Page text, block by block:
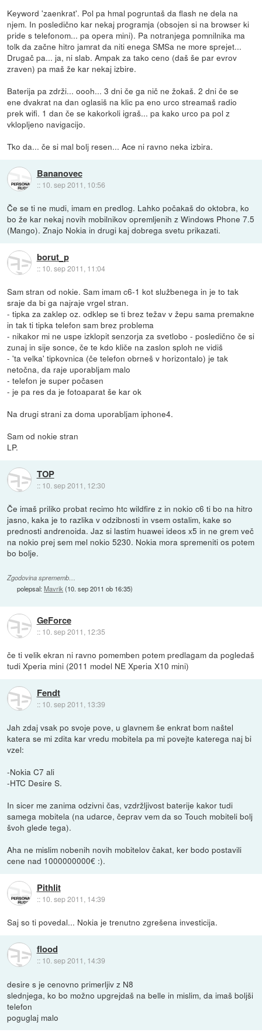
Keyword 'zaenkrat'. Pol pa hmal pogruntaš da flash ne dela na
njem. In posledično kar nekaj programja (obsojen si na browser ki
pride s telefonom... pa opera mini). Pa notranjega pomnilnika ma
tolk da začne hitro jamrat da niti enega SMSa ne more sprejet...
Drugač pa... ja, ni slab. Ampak za tako ceno (daš še par evrov
zraven) pa maš že kar nekaj izbire.
Baterija pa zdrži... oooh... 3 dni če ga nič ne žokaš. 2 dni če se
ene dvakrat na dan oglasiš na klic pa eno urco streamaš radio
prek wifi. 1 dan če se kakorkoli igraš... pa kako urco pa pol z
vklopljeno navigacijo.
Tko da... če si mal bolj resen... Ace ni ravno neka izbira.
Bananovec
:: 10. sep 2011, 10:56
Če se ti ne mudi, imam en predlog. Lahko počakaš do oktobra, ko
bo že kar nekaj novih mobilnikov opremljenih z Windows Phone 7.5
(Mango). Znajo Nokia in drugi kaj dobrega svetu prikazati.
borut_p
:: 10. sep 2011, 11:04
Sam stran od nokie. Sam imam c6-1 kot službenega in je to tak
sraje da bi ga najraje vrgel stran.
- tipka za zaklep oz. odklep se ti brez težav v žepu sama premakne
in tak ti tipka telefon sam brez problema
- nikakor mi ne uspe izklopit senzorja za svetlobo - posledično če si
zunaj in sije sonce, če te kdo kliče na zaslon sploh ne vidiš
- 'ta velka' tipkovnica (če telefon obrneš v horizontalo) je tak
netočna, da raje uporabljam malo
- telefon je super počasen
- je pa res da je fotoaparat še kar ok
Na drugi strani za doma uporabljam iphone4.
Sam od nokie stran
LP.
TOP
:: 10. sep 2011, 12:30
Če imaš priliko probat recimo htc wildfire z in nokio c6 ti bo na hitro
jasno, kaka je to razlika v odzibnosti in vsem ostalim, kake so
prednosti andrenoida. Jaz si lastim huawei ideos x5 in ne grem več
na nokio prej sem mel nokio 5230. Nokia mora spremeniti os potem
bo bolje.
Zgodovina sprememb…
polepsal:Mavrik (10. sep 2011 ob 16:35)
GeForce
:: 10. sep 2011, 12:35
če ti velik ekran ni ravno pomemben potem predlagam da pogledaš
tudi Xperia mini (2011 model NE Xperia X10 mini)
Fendt
:: 10. sep 2011, 13:39
Jah zdaj vsak po svoje pove, u glavnem še enkrat bom naštel
katera se mi zdita kar vredu mobitela pa mi povejte katerega naj bi
vzel:
-Nokia C7 ali
-HTC Desire S.
In sicer me zanima odzivni čas, vzdržljivost baterije kakor tudi
samega mobitela (na udarce, čeprav vem da so Touch mobiteli bolj
švoh glede tega).
Aha ne mislim nobenih novih mobitelov čakat, ker bodo postavili
cene nad 1000000000€ :).
Pithlit
:: 10. sep 2011, 14:39
Saj so ti povedal... Nokia je trenutno zgrešena investicija.
flood
:: 10. sep 2011, 14:39
desire s je cenovno primerljiv z N8
slednjega, ko bo možno upgrejdaš na belle in mislim, da imaš boljši
telefon
poguglaj malo